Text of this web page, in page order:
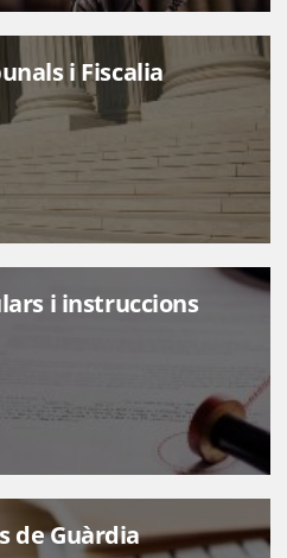
i Fiscalia
i instruccions
de Guàrdia